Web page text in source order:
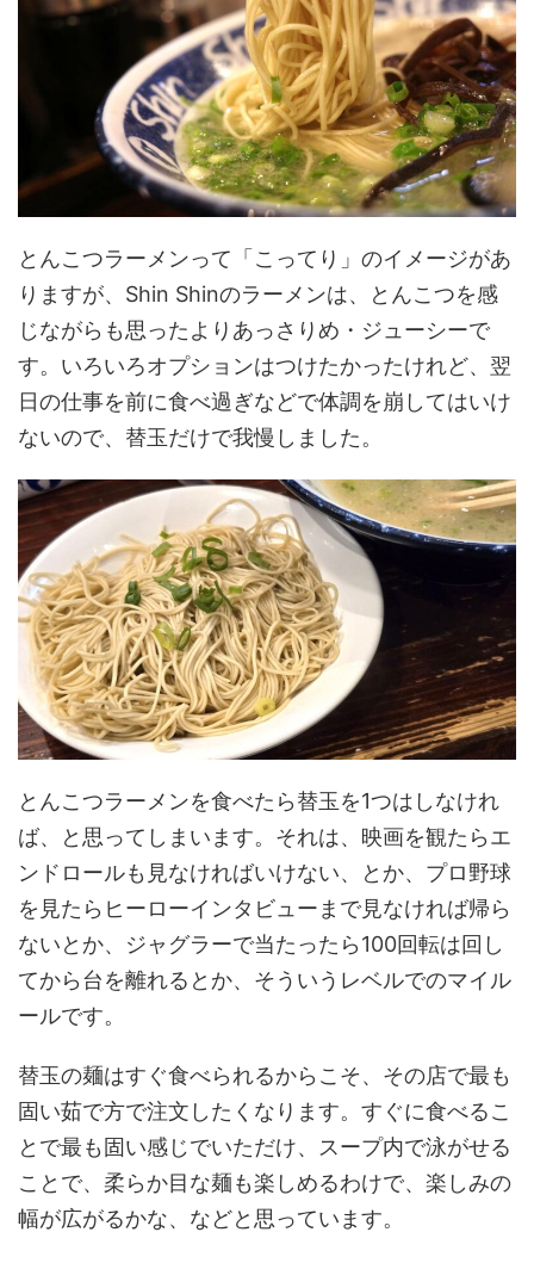
とんこつラーメンって「こってり」のイメージがあ
りますが、Shin Shinのラーメンは、とんこつを感
じながらも思ったよりあっさりめ・ジューシーで
す。いろいろオプションはつけたかったけれど、翌
日の仕事を前に食べ過ぎなどで体調を崩してはいけ
ないので、替玉だけで我慢しました。
とんこつラーメンを食べたら替玉を1つはしなけれ
ば、と思ってしまいます。それは、映画を観たらエ
ンドロールも見なければいけない、とか、プロ野球
を見たらヒーローインタビューまで見なければ帰ら
ないとか、ジャグラーで当たったら100回転は回し
てから台を離れるとか、そういうレベルでのマイル
ールです。
替玉の麺はすぐ食べられるからこそ、その店で最も
固い茹で方で注文したくなります。すぐに食べるこ
とで最も固い感じでいただけ、スープ内で泳がせる
ことで、柔らか目な麺も楽しめるわけで、楽しみの
幅が広がるかな、などと思っています。